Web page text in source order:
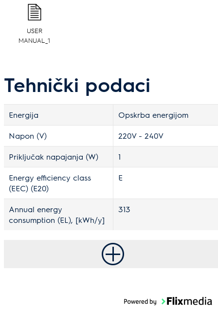
USER
MANUAL_1
Tehnički podaci
Energija Opskrba energijom
Napon (V) 220V - 240V
Priključak napajanja (W) 1
Energy efficiency class
(EEC) (E20)
E
Annual energy
consumption (EL), [kWh/y]
313